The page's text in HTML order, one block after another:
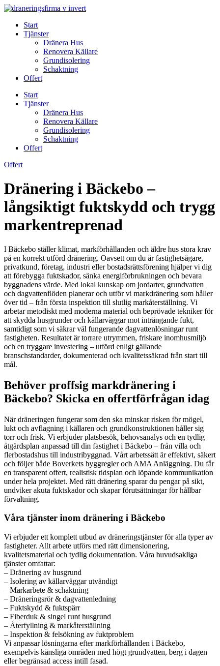
Skip
contentStart
Tjänster
Dränera Hus
Renovera Källare
Grundisolering
Schaktning
Offert
Start
Tjänster
Dränera Hus
Renovera Källare
Grundisolering
Schaktning
Offert
Offert
Dränering i Bäckebo –
långsiktigt fuktskydd och trygg
markentreprenad
I Bäckebo ställer klimat, markförhållanden och äldre hus stora krav
på en korrekt utförd dränering. Oavsett om du är fastighetsägare,
privatkund, företag, industri eller bostadsrättsförening hjälper vi dig
att förebygga fuktskador, sänka energiförbrukningen och bevara
byggnadens värde. Med lokal kunskap om jordarter, grundvatten
och dagvattenflöden planerar och utför vi markdränering som håller
över tid – från första inspektion till slutlig markåterställning. Vi
arbetar metodiskt med moderna material och beprövade tekniker för
att skydda husgrunder och källarväggar mot inträngande fukt,
samtidigt som vi säkrar väl fungerande dagvattenlösningar runt
fastigheten. Resultatet är torrare utrymmen, friskare inomhusmiljö
och en tryggare investering – utförd enligt gällande
branschstandarder, dokumenterad och kvalitetssäkrad från start till
mål.
Behöver proffsig markdränering i
Bäckebo? Skicka en offertförfrågan idag
När dräneringen fungerar som den ska minskar risken för mögel,
lukt och avflagning i källaren och grundkonstruktionen håller sig
torr och frisk. Vi erbjuder platsbesök, behovsanalys och en tydlig
åtgärdsplan anpassad till din fastighet i Bäckebo – från villa och
flerbostadshus till industribyggnad. Vårt arbetssätt är effektivt, säkert
och följer både Boverkets byggregler och AMA Anläggning. Du får
en transparent offert, realistisk tidsplan och löpande kommunikation
under hela projektet. Med rätt dränering sparar du pengar på sikt,
undviker akuta fuktskador och skapar förutsättningar för hållbar
förvaltning.
Våra tjänster inom dränering i Bäckebo
Vi erbjuder ett komplett utbud av dräneringstjänster för alla typer av
fastigheter. Allt arbete utförs med rätt dimensionering,
kvalitetsmaterial och tydlig dokumentation. Våra huvudsakliga
tjänster omfattar:
– Dränering av husgrund
– Isolering av källarväggar utvändigt
– Markarbete & schaktning
– Dräneringsrör & dagvattenledning
– Fuktskydd & fuktspärr
– Fiberduk & singel runt husgrund
– Återfyllning & markåterställning
– Inspektion & felsökning av fuktproblem
Vi anpassar lösningarna efter markförhållanden i Bäckebo,
exempelvis känsliga områden med högt grundvatten, berg i dagen
eller begränsad access intill fasad.